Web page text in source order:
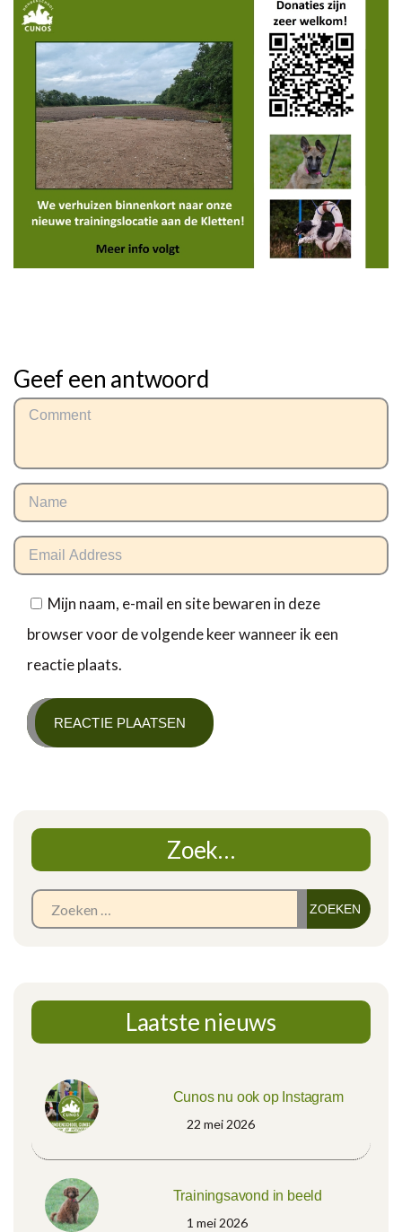
Geef een antwoord
Mijn naam, e-mail en site bewaren in deze
browser voor de volgende keer wanneer ik een
reactie plaats.
Zoek…
Laatste nieuws
Cunos nu ook op Instagram
22 mei 2026
Trainingsavond in beeld
1 mei 2026